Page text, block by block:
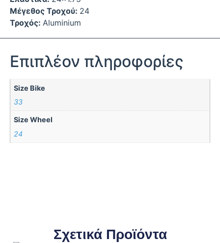
Μέγεθος Τροχού: 24
Τροχός: Aluminium
Επιπλέον πληροφορίες
Size Bike
33
Size Wheel
24
Σχετικά Προϊόντα